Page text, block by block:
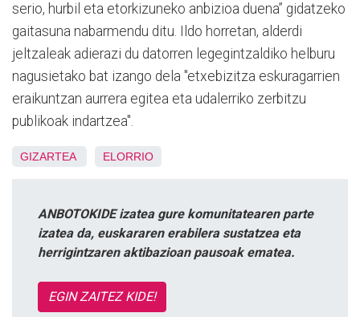
serio, hurbil eta etorkizuneko anbizioa duena” gidatzeko
gaitasuna nabarmendu ditu. Ildo horretan, alderdi
jeltzaleak adierazi du datorren legegintzaldiko helburu
nagusietako bat izango dela "etxebizitza eskuragarrien
eraikuntzan aurrera egitea eta udalerriko zerbitzu
publikoak indartzea".
GIZARTEA ELORRIO
ANBOTOKIDE izatea gure komunitatearen parte
izatea da, euskararen erabilera sustatzea eta
herrigintzaren aktibazioan pausoak ematea.
EGIN ZAITEZ KIDE!